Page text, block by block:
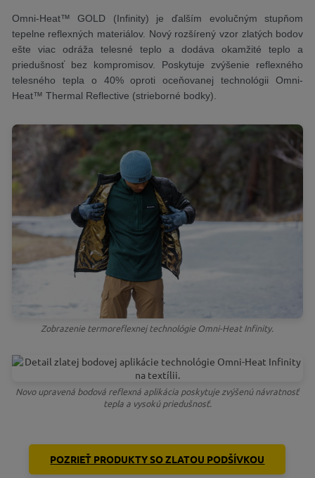
Omni-Heat™ GOLD (Infinity) je ďalším evolučným stupňom
tepelne reflexných materiálov. Nový rozšírený vzor zlatých bodov
ešte viac odráža telesné teplo a dodáva okamžité teplo a
priedušnosť bez kompromisov. Poskytuje zvýšenie reflexného
telesného tepla o 40% oproti oceňovanej technológii Omni-
Heat™ Thermal Reflective (strieborné bodky).
Zobrazenie termoreflexnej technológie Omni-Heat Infinity.
Novo upravená bodová reflexná aplikácia poskytuje zvýšenú návratnosť
tepla a vysokú priedušnosť.
POZRIEŤ PRODUKTY SO ZLATOU PODŠÍVKOU